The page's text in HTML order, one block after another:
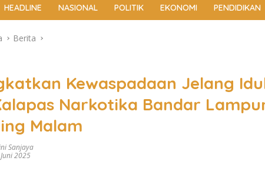
HEADLINE NASIONAL POLITIK EKONOMI PENDIDIKAN
Berita
Kewaspadaan Jelang
Narkotika Bandar
Malam
Sanjaya
2025